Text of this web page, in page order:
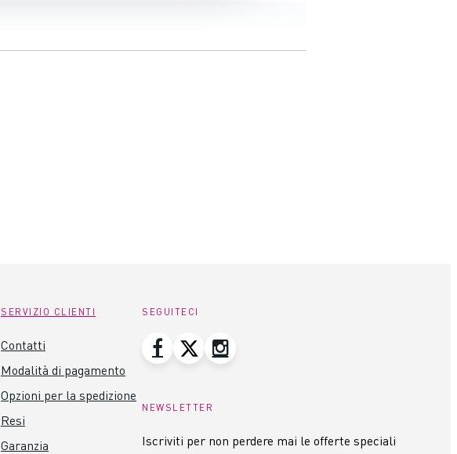
SERVIZIO CLIENTI
Contatti
Modalità di pagamento
Opzioni per la spedizione
Resi
Garanzia
SEGUITECI
NEWSLETTER
Iscriviti per non perdere mai le offerte speciali